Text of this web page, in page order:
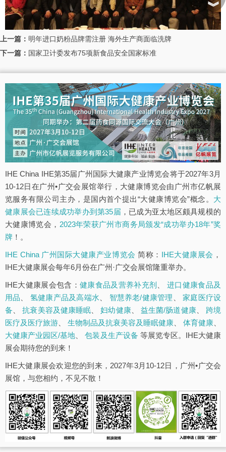
上一篇： 明年进口奶粉品牌需注册 海外生产商面临洗牌
下一篇： 国家卫计委发布75项新食品安全国家标准
IHE China IHE第35届广州国际大健康产业博览会将于2027年3月
10-12日在广州•广交会展馆举行，大健康博览会由广州市亿帆展
览服务有限公司主办，是国内首个提出“大健康博览会”概念。 大
健康展会已连续成功举办到第35届 ，已成为亚太地区颇具规模的
大健康博览会， 2023年荣获广州市商务局颁发“成功举办18年”奖
牌 ！。
IHE China 广州国际大健康产业博览会 简称： IHE大健康展会 ，
IHE大健康展会每年6月份在广州·广交会展馆隆重举办。
IHE大健康展会包含： 健康食品及营养补充剂 、进口健康食品及
用品
氢健康产品及高端水 智慧养老/健康管理 、家庭医疗设
备 、抗衰美容及健康睡眠 、妇幼健康、 益生菌/肠道健康、 跨境
医疗及医疗旅游
生物制品及抗衰美容及睡眠健康 体育健康
大健康产业园区/基地 、包装及生产设备 等展览专区。IHE大健康
展会期待您的到来！
IHE大健康展会欢迎您的到来，2027年3月10-12日，广州•广交会
展馆，与您相约，不见不散！
︾